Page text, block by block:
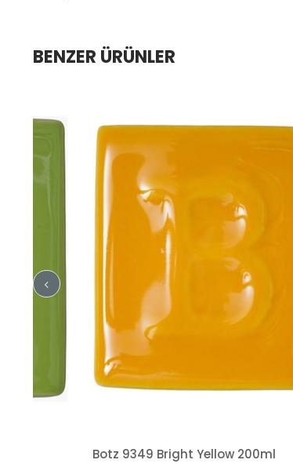
BENZER ÜRÜNLER
Botz 9349 Bright Yellow 200ml